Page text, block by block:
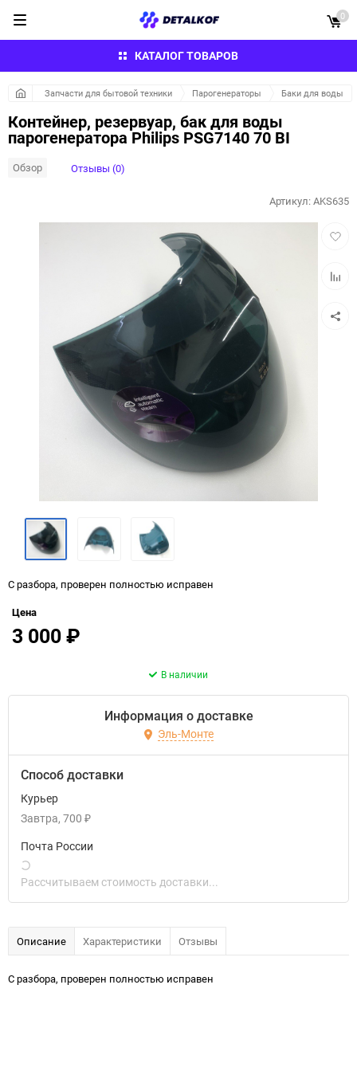
КАТАЛОГ ТОВАРОВ
0
Запчасти для бытовой техники Парогенераторы Баки для воды
Контейнер, резервуар, бак для воды
парогенератора Philips PSG7140 70 BI
Обзор Отзывы (0)
Артикул:AKS635
С разбора, проверен полностью исправен
Цена
3 000₽
В наличии
Информация о доставке
Эль-Монте
Способ доставки
Курьер
Завтра 700 ₽
Почта России
Рассчитываем стоимость доставки...
Описание Характеристики Отзывы
С разбора, проверен полностью исправен